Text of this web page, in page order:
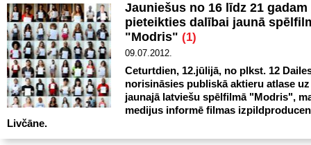
Jauniešus no 16 līdz 21
pieteikties dalībai jaunā
"Modris" (1)
09.07.2012.
Ceturtdien, 12.jūlijā, no plkst. 12
norisināsies publiskā aktieru atlase
jaunajā latviešu spēlfilmā "Modris",
medijus informē filmas
Livčāne.